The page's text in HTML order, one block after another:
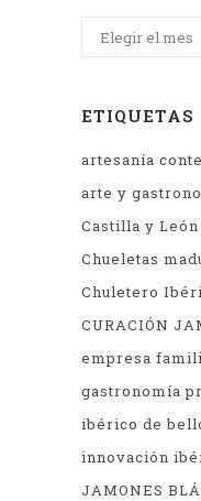
Entradas
anteriores
ETIQUETAS
artesanía
arte y
Castilla y
Chueletas
Chuletero
CURACIÓN
empresa
gastronomía
ibérico de
innovación
JAMONES